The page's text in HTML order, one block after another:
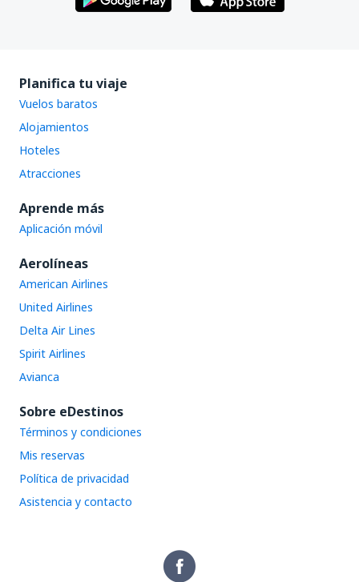
Planifica tu viaje
Vuelos baratos
Alojamientos
Hoteles
Atracciones
Aprende más
Aplicación móvil
Aerolíneas
American Airlines
United Airlines
Delta Air Lines
Spirit Airlines
Avianca
Sobre eDestinos
Términos y condiciones
Mis reservas
Política de privacidad
Asistencia y contacto